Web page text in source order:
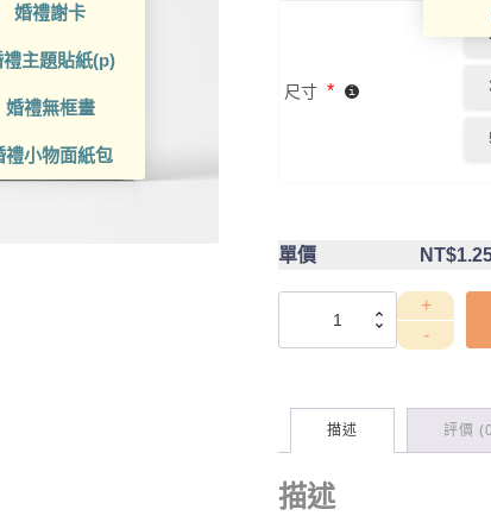
婚禮謝卡
禮主題貼紙(p)
婚禮無框畫
禮小物面紙包
尺寸 *
單價
DCT4CA0005
描述 評價
描述